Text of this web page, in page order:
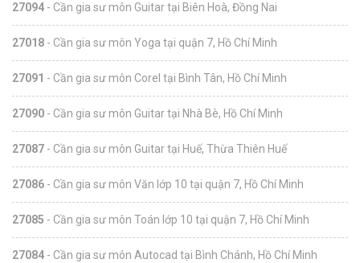
27094 - Cần gia sư môn Guitar tại Biên Hoà, Đồng Nai
27018 - Cần gia sư môn Yoga tại quận 7, Hồ Chí Minh
27091 - Cần gia sư môn Corel tại Bình Tân, Hồ Chí Minh
27090 - Cần gia sư môn Guitar tại Nhà Bè, Hồ Chí Minh
27087 - Cần gia sư môn Guitar tại Huế, Thừa Thiên Huế
27086 - Cần gia sư môn Văn lớp 10 tại quận 7, Hồ Chí Minh
27085 - Cần gia sư môn Toán lớp 10 tại quận 7, Hồ Chí Minh
27084 - Cần gia sư môn Autocad tại Bình Chánh, Hồ Chí Minh